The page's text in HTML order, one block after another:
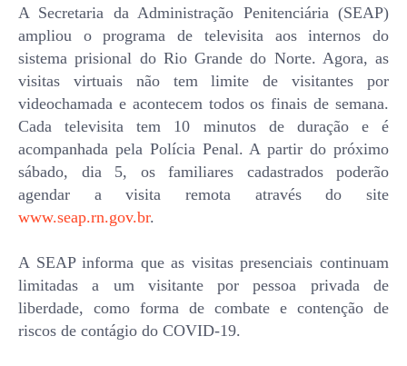
A Secretaria da Administração Penitenciária (SEAP)
ampliou o programa de televisita aos internos do
sistema prisional do Rio Grande do Norte. Agora, as
visitas virtuais não tem limite de visitantes por
videochamada e acontecem todos os finais de semana.
Cada televisita tem 10 minutos de duração e é
acompanhada pela Polícia Penal. A partir do próximo
sábado, dia 5, os familiares cadastrados poderão
agendar a visita remota através do site
www.seap.rn.gov.br.
A SEAP informa que as visitas presenciais continuam
limitadas a um visitante por pessoa privada de
liberdade, como forma de combate e contenção de
riscos de contágio do COVID-19.